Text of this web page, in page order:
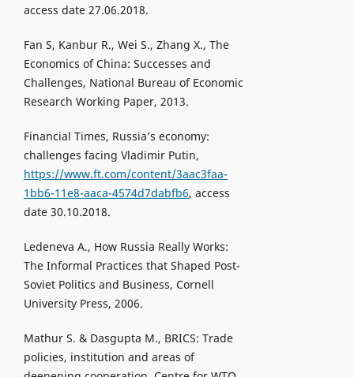
access date 27.06.2018.
Fan S, Kanbur R., Wei S., Zhang X., The
Economics of China: Successes and
Challenges, National Bureau of Economic
Research Working Paper, 2013.
Financial Times, Russia’s economy:
challenges facing Vladimir Putin,
https://www.ft.com/content/3aac3faa-
1bb6-11e8-aaca-4574d7dabfb6, access
date 30.10.2018.
Ledeneva A., How Russia Really Works:
The Informal Practices that Shaped Post-
Soviet Politics and Business, Cornell
University Press, 2006.
Mathur S. & Dasgupta M., BRICS: Trade
policies, institution and areas of